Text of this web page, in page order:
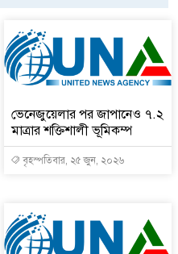
ভেনেজুয়েলার পর জাপানেও ৭.২
মাত্রার শক্তিশালী ভূমিকম্প
বৃহস্পতিবার, ২৫ জুন, ২০২৬